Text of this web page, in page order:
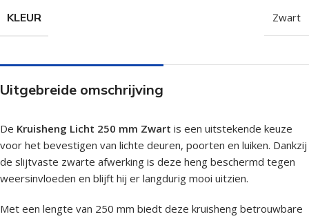
KLEUR Zwart
Uitgebreide omschrijving
De Kruisheng Licht 250 mm Zwart is een uitstekende keuze
voor het bevestigen van lichte deuren, poorten en luiken. Dankzij
de slijtvaste zwarte afwerking is deze heng beschermd tegen
weersinvloeden en blijft hij er langdurig mooi uitzien.
Met een lengte van 250 mm biedt deze kruisheng betrouwbare